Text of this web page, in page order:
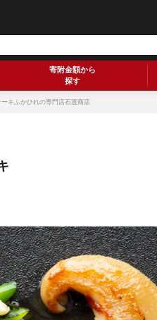
寄附金額から
探す
キふかひれの専門店石渡商店